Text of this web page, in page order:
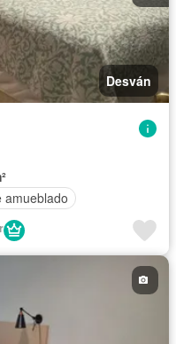
Desván
amueblado